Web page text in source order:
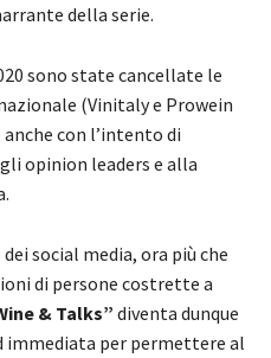
della serie.
sono state cancellate le
(Vinitaly e Prowein
con l’intento di
opinion leaders e alla
social media, ora più che
di persone costrette a
& Talks” diventa dunque
immediata per permettere al